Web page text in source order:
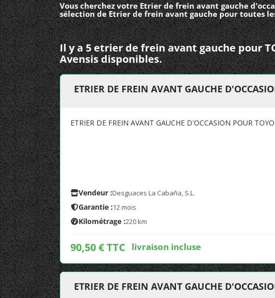
Vous cherchez votre Etrier de frein avant gauche
sélection de Etrier de frein avant gauche pour toutes
Il y a 5 etrier de frein avant gauche pour
Avensis disponibles.
ETRIER DE FREIN AVANT GAUCHE
ETRIER DE FREIN AVANT GAUCHE D'OCCASION POUR
Vendeur :Desguaces La Cabaña, S.L.
Garantie :12 mois
Kilométrage :220 km
90,50 € TTC livraison incluse
ETRIER DE FREIN AVANT GAUCHE